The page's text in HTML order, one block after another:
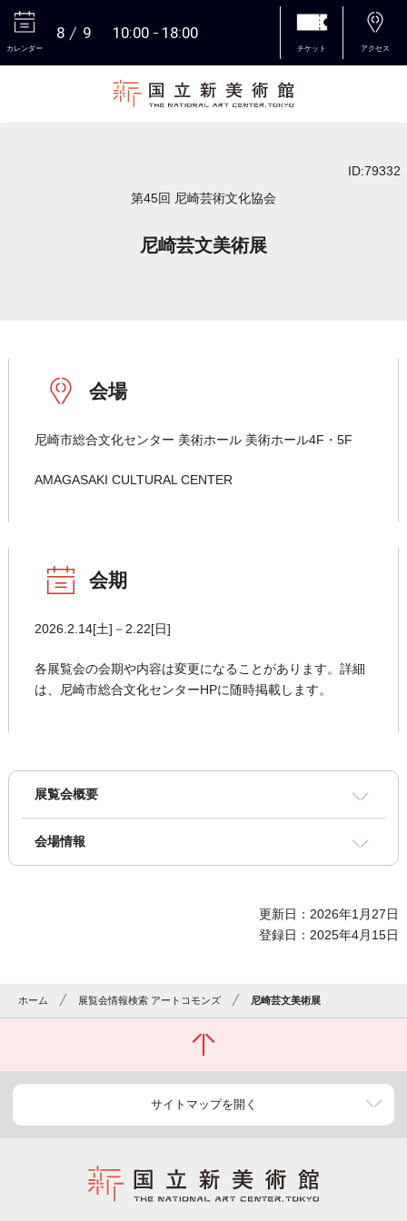
カレンダー
8 9 10:00 18:00
チケット アクセス
ID:79332
第45回 尼崎芸術文化協会
尼崎芸文美術展
会場
尼崎市総合文化センター 美術ホール 美術ホール4F・5F
AMAGASAKI CULTURAL CENTER
会期
2026.2.14[土]－2.22[日]
各展覧会の会期や内容は変更になることがあります。詳細
は、尼崎市総合文化センターHPに随時掲載します。
展覧会概要
会場情報
更新日：2026年1月27日
登録日：2025年4月15日
ホーム 展覧会情報検索 アートコモンズ 尼崎芸文美術展
サイトマップを開く